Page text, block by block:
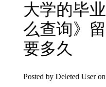
大学的毕
么查询》
要多久
Posted by Deleted User